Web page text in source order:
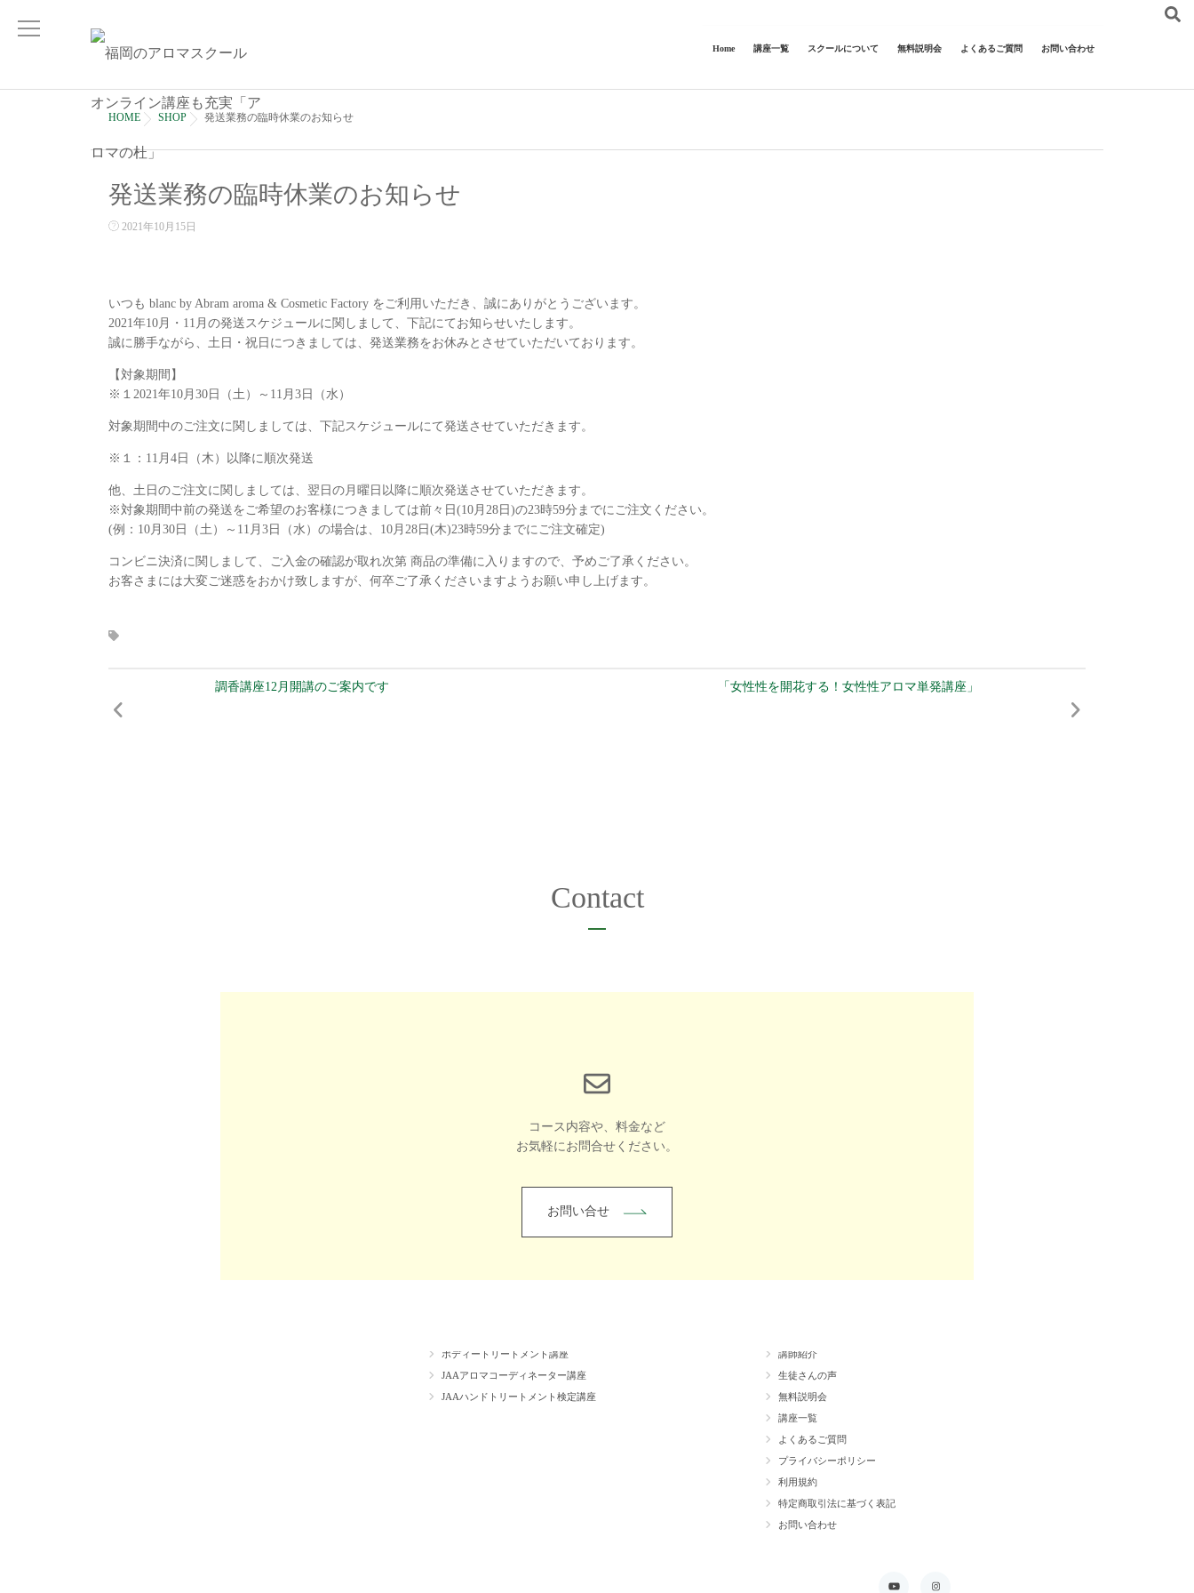
Home 講座一覧 スクールについて 無料説明会 よくあるご質問 お問い合わせ
HOME SHOP 発送業務の臨時休業のお知らせ
発送業務の臨時休業のお知らせ
2021年10月15日
いつも blanc by Abram aroma & Cosmetic Factory をご利用いただき、誠にありがとうございます。
2021年10月・11月の発送スケジュールに関しまして、下記にてお知らせいたします。
誠に勝手ながら、土日・祝日につきましては、発送業務をお休みとさせていただいております。
【対象期間】
※１2021年10月30日（土）～11月3日（水）
対象期間中のご注文に関しましては、下記スケジュールにて発送させていただきます。
※１：11月4日（木）以降に順次発送
他、土日のご注文に関しましては、翌日の月曜日以降に順次発送させていただきます。
※対象期間中前の発送をご希望のお客様につきましては前々日(10月28日)の23時59分までにご注文ください。
(例：10月30日（土）～11月3日（水）の場合は、10月28日(木)23時59分までにご注文確定)
コンビニ決済に関しまして、ご入金の確認が取れ次第 商品の準備に入りますので、予めご了承ください。
お客さまには大変ご迷惑をおかけ致しますが、何卒ご了承くださいますようお願い申し上げます。
調香講座12月開講のご案内です 「女性性を開花する！女性性アロマ単発講座」
Contact
コース内容や、料金など
お気軽にお問合せください。
お問い合せ
ボディートリートメント講座
JAAアロマコーディネーター講座
JAAハンドトリートメント検定講座
講師紹介
生徒さんの声
無料説明会
講座一覧
よくあるご質問
プライバシーポリシー
利用規約
特定商取引法に基づく表記
お問い合わせ